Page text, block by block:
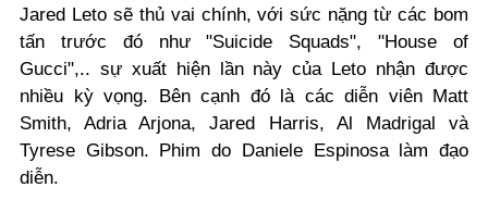
Jared Leto sẽ thủ vai chính, với sức nặng từ các bom
tấn trước đó như "Suicide Squads", "House of
Gucci",.. sự xuất hiện lần này của Leto nhận được
nhiều kỳ vọng. Bên cạnh đó là các diễn viên Matt
Smith, Adria Arjona, Jared Harris, Al Madrigal và
Tyrese Gibson. Phim do Daniele Espinosa làm đạo
diễn.